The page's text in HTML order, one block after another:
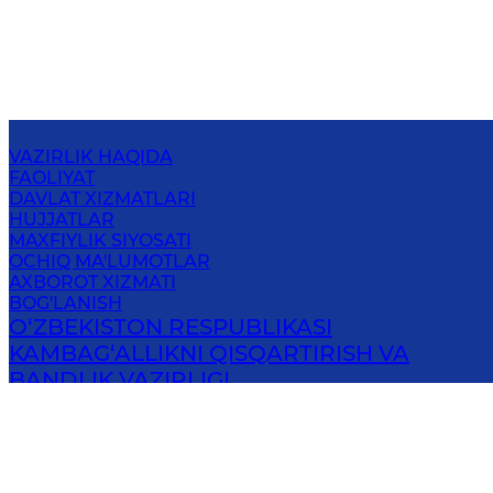
VAZIRLIK HAQIDA
FAOLIYAT
DAVLAT XIZMATLARI
HUJJATLAR
MAXFIYLIK SIYOSATI
OCHIQ MA'LUMOTLAR
AXBOROT XIZMATI
BOG'LANISH
O‘ZBEKISTON RESPUBLIKASI
KAMBAG‘ALLIKNI QISQARTIRISH VA
BANDLIK VAZIRLIGI